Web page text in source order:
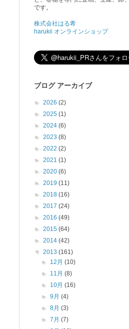
です。
株式会社はる希
harukii オンラインショップ
ブログ アーカイブ
► 2026 (2)
► 2025 (1)
► 2024 (6)
► 2023 (8)
► 2022 (2)
► 2021 (1)
► 2020 (6)
► 2019 (11)
► 2018 (16)
► 2017 (24)
► 2016 (49)
► 2015 (64)
► 2014 (42)
▼ 2013 (161)
► 12月(10)
► 11月(8)
► 10月(16)
►9月(4)
►8月(3)
►7月(7)